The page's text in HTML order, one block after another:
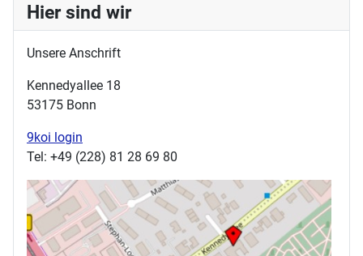
Hier sind wir
Unsere Anschrift
Kennedyallee 18
53175 Bonn
9koi login
Tel: +49 (228) 81 28 69 80